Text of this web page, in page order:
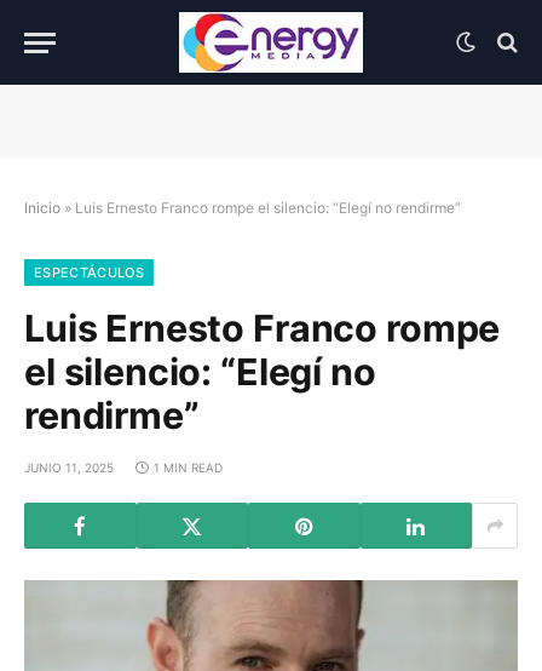
Inicio » Luis Ernesto Franco rompe el silencio: “Elegí no rendirme”
ESPECTÁCULOS
Luis Ernesto Franco rompe
el silencio: “Elegí no
rendirme”
JUNIO 11, 2025 1 MIN READ